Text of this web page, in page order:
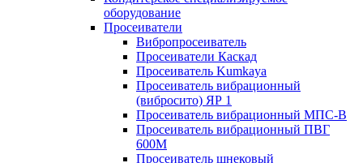
оборудование
Просеиватели
Вибропросеиватель
Просеиватели Каскад
Просеиватель Kumkaya
Просеиватель вибрационный
(вибросито) ЯР 1
Просеиватель вибрационный МПС-В
Просеиватель вибрационный ПВГ
600М
Просеиватель шнековый